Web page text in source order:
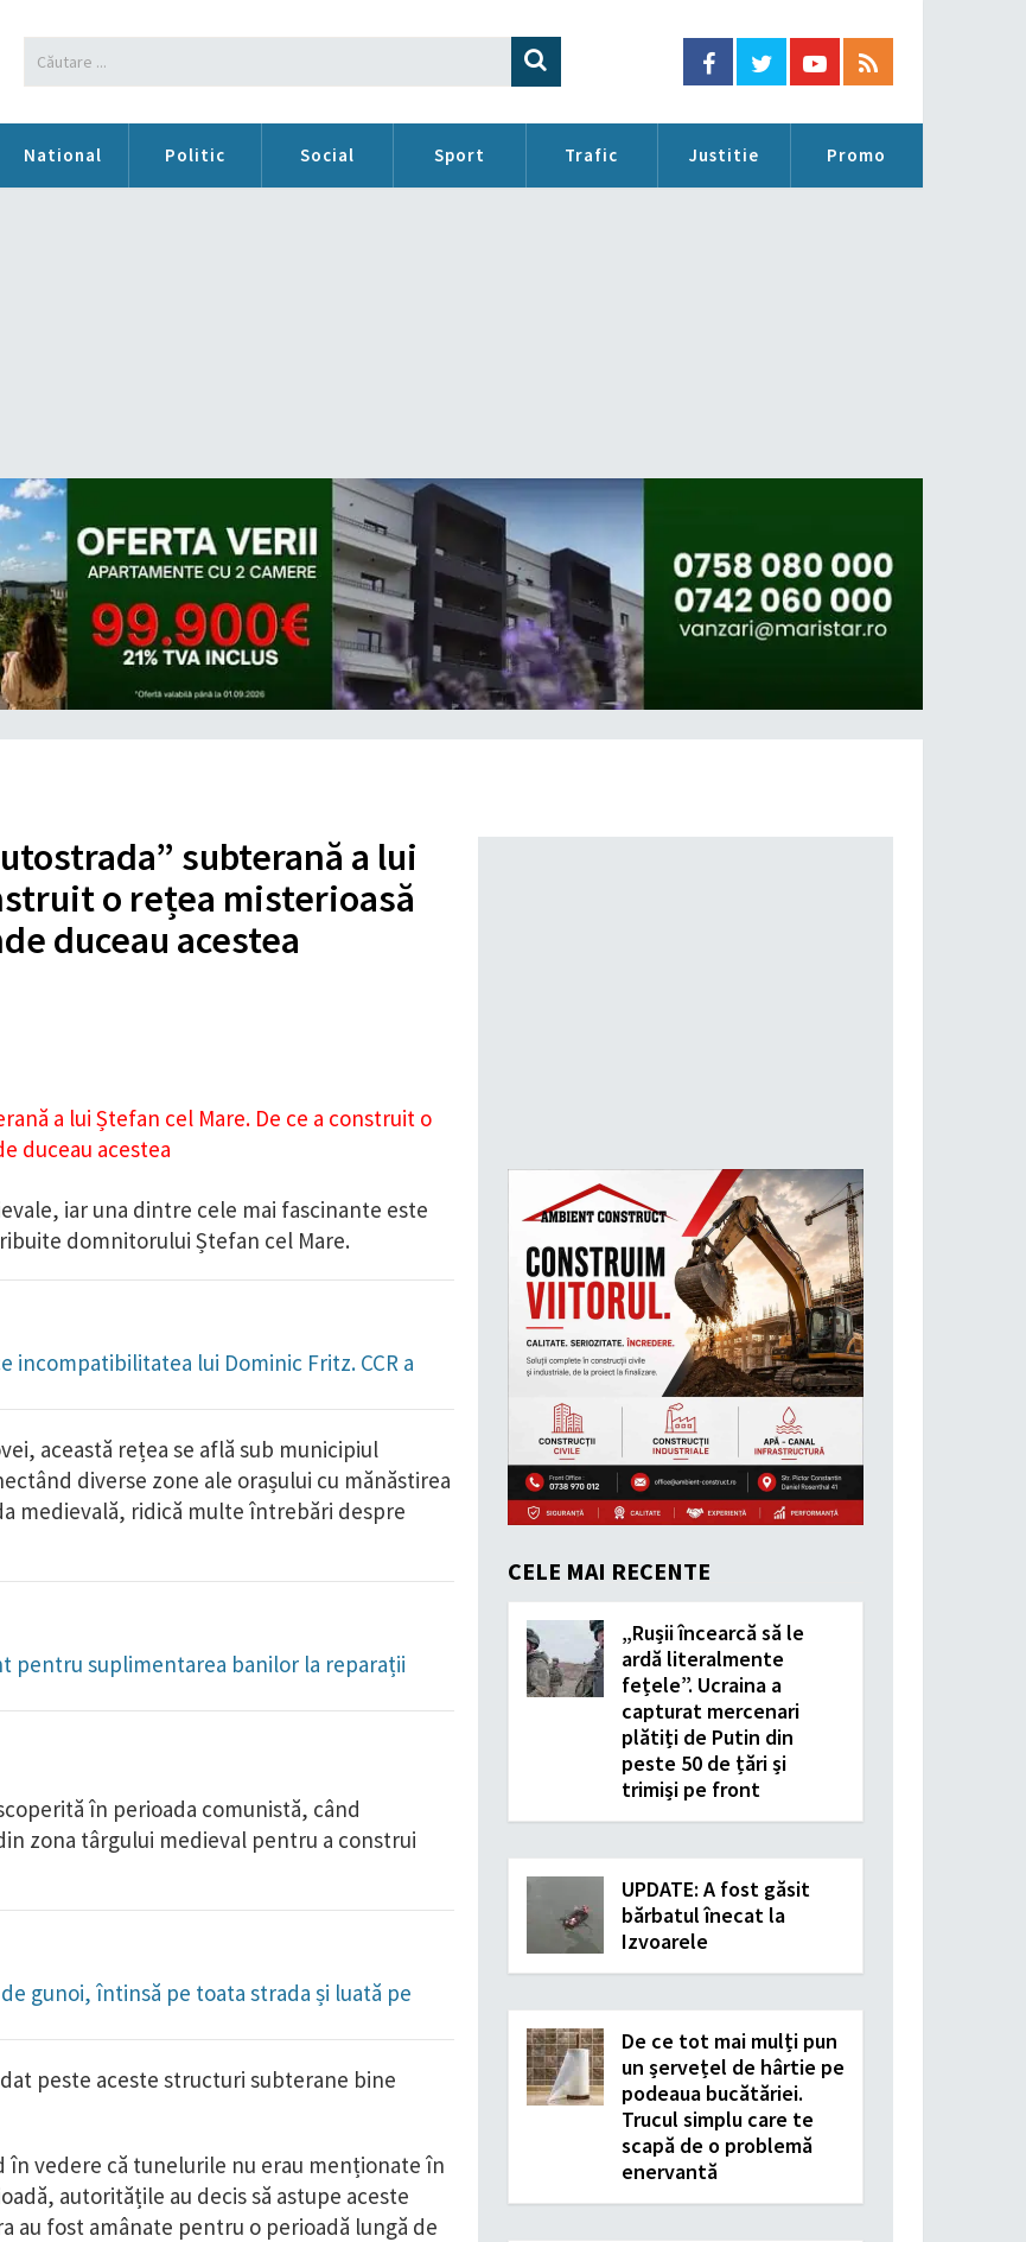
National Politic Social Sport Trafic Justitie Promo
subterană a lui
o rețea misterioasă
duceau acestea
iar una dintre cele mai fascinante este
domnitorului Ștefan cel Mare.
incompatibilitatea lui Dominic Fritz. CCR a
această rețea se află sub municipiul
diverse zone ale orașului cu mănăstirea
medievală, ridică multe întrebări despre
pentru suplimentarea banilor la reparații
în perioada comunistă, când
zona târgului medieval pentru a construi
gunoi, întinsă pe toata strada și luată pe
peste aceste structuri subterane bine
în vedere că tunelurile nu erau menționate în
autoritățile au decis să astupe aceste
au fost amânate pentru o perioadă lungă de
CELE MAI RECENTE
„Rușii încearcă să le
ardă literalmente
fețele”. Ucraina a
capturat mercenari
plătiți de Putin din
peste 50 de țări și
trimiși pe front
UPDATE: A fost găsit
bărbatul înecat la
Izvoarele
De ce tot mai mulți pun
un șervețel de hârtie pe
podeaua bucătăriei.
Trucul simplu care te
scapă de o problemă
enervantă